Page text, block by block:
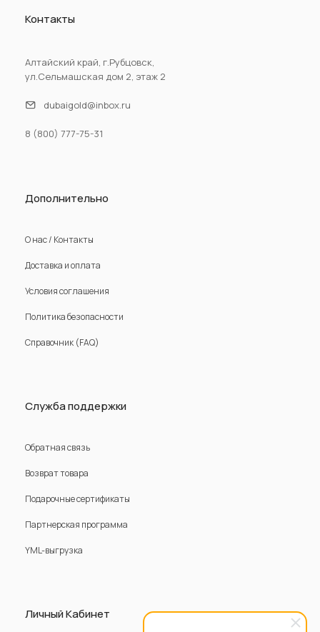
Контакты
Алтайский край, г.Рубцовск,
ул.Сельмашская дом 2, этаж 2
dubaigold@inbox.ru
8 (800) 777-75-31
Дополнительно
О нас / Контакты
Доставка и оплата
Условия соглашения
Политика безопасности
Справочник (FAQ)
Служба поддержки
Обратная связь
Возврат товара
Подарочные сертификаты
Партнерская программа
YML-выгрузка
Личный Кабинет